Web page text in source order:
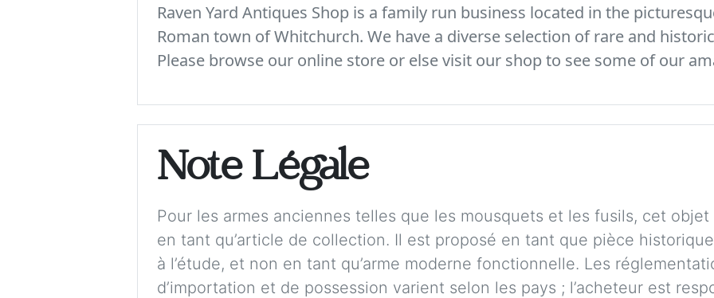
Raven Yard Antiques Shop is a family run business located in the
Roman town of Whitchurch. We have a diverse selection of rare and
Please browse our online store or else visit our shop to see some of our
Note Légale
Pour les armes anciennes telles que les mousquets et les fusils, cet
en tant qu’article de collection. Il est proposé en tant que pièce
à l’étude, et non en tant qu’arme moderne fonctionnelle. Les
d’importation et de possession varient selon les pays ; l’acheteur est